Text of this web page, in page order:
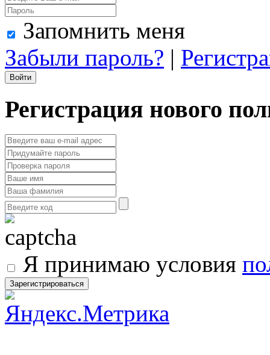
Запомнить меня
Забыли пароль? |
Регистрация нового
Я принимаю условия